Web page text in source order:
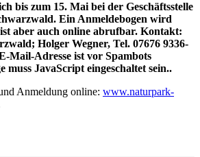
bis zum 15. Mai bei der Geschäftsstelle
Ein Anmeldebogen wird
aber auch online abrufbar. Kontakt:
Holger Wegner, Tel. 07676 9336-
Mail-Adresse ist vor Spambots
muss JavaScript eingeschaltet sein..
Anmeldung online: www.naturpark-